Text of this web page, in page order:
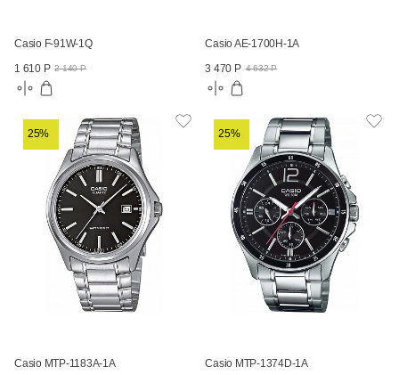
Casio F-91W-1Q
1 610 Р 2 140 Р
Casio AE-1700H-1A
3 470 Р 4 632 Р
25%
Casio MTP-1183A-1A
25%
Casio MTP-1374D-1A